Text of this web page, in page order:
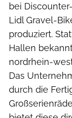
bei
Lidl Gravel-
produziert.
Hallen
nordrhein-
Das
durch die